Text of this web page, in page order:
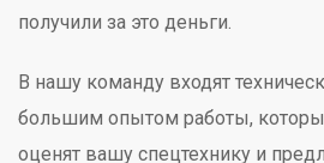
получили за это деньги.
В нашу команду входят
большим опытом работы,
оценят вашу спецтехнику и